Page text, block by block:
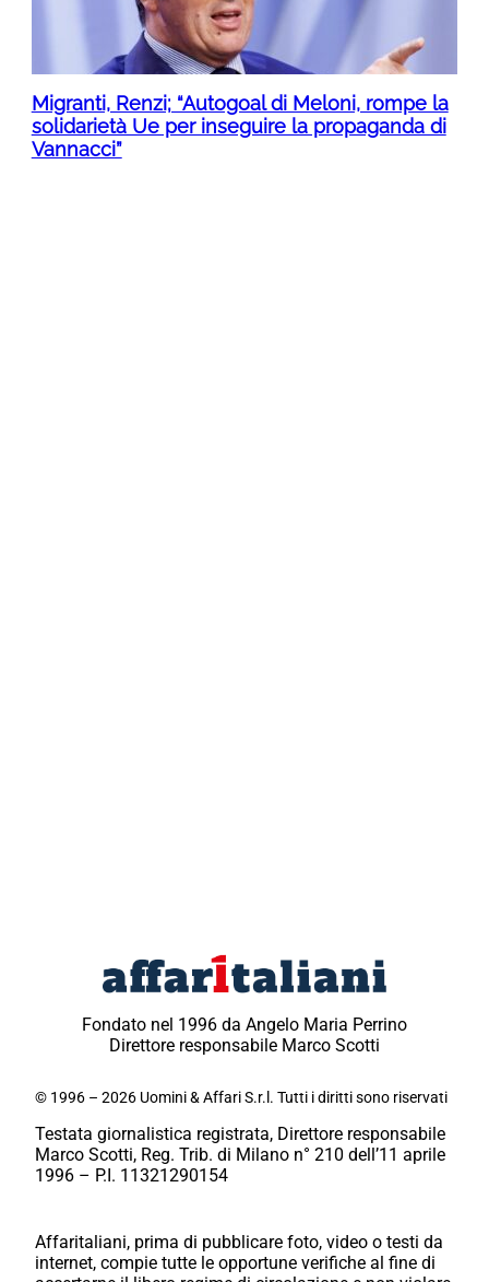
Migranti, Renzi; “Autogoal di Meloni, rompe la
solidarietà Ue per inseguire la propaganda di
Vannacci”
Fondato nel 1996 da Angelo Maria Perrino
Direttore responsabile Marco Scotti
© 1996 – 2026 Uomini & Affari S.r.l. Tutti i diritti sono riservati
Testata giornalistica registrata, Direttore responsabile
Marco Scotti, Reg. Trib. di Milano n° 210 dell’11 aprile
1996 – P.I. 11321290154
Affaritaliani, prima di pubblicare foto, video o testi da
internet, compie tutte le opportune verifiche al fine di